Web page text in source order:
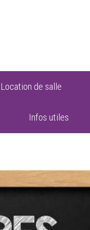
Location de salle
Infos utiles